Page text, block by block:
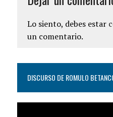
Lo siento, debes estar
un comentario.
DISCURSO DE ROMULO